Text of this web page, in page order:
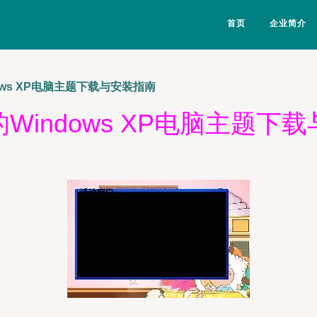
首页 企业简介
XP电脑主题下载与安装指南
Windows XP电脑主题下载